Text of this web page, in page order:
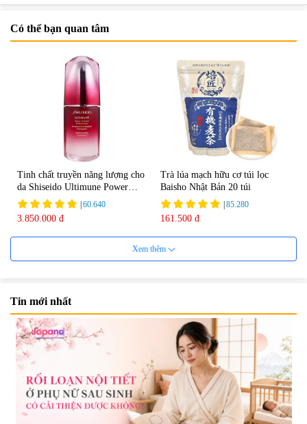
Có thể bạn quan tâm
Tinh chất truyền năng lượng cho
da Shiseido Ultimune Power
75ml
|60.640
3.850.000 đ
Trà lúa mạch hữu cơ túi lọc
Baisho Nhật Bản 20 túi
|85.280
161.500 đ
Viên uống bổ não Ribeto Shoji
Ichoha Ekisu Plus - 90 viên
57.920
1.450.000 đ
Viên nang uống cải thiện thị lực,
trí nhớ DHA + EPA + Flaxseed
Oil 30 viên/gói - Date 02/2027
|52.346
225.000 đ
Xem thêm
Tin mới nhất